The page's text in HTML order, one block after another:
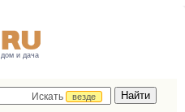
дом и дача
Искать
везде